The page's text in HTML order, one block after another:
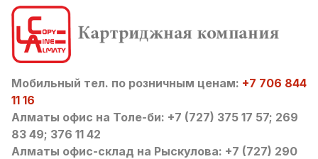
Мобильный тел. по розничным ценам: +7 706 844
11 16
Алматы офис на Толе-би: +7 (727) 375 17 57; 269
83 49; 376 11 42
Алматы офис-склад на Рыскулова: +7 (727) 290